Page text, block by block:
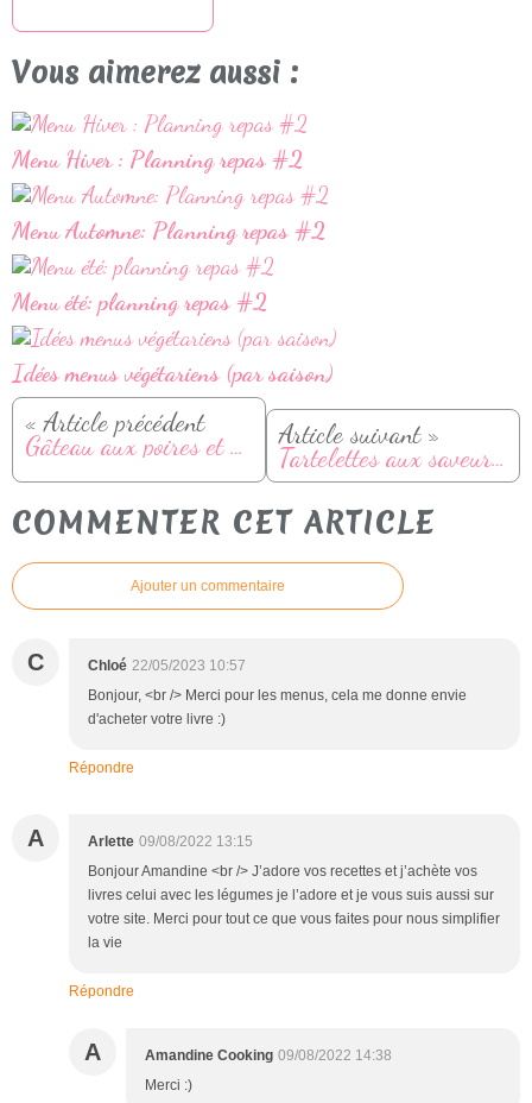
Vous aimerez aussi :
Menu Hiver : Planning repas #2
Menu Automne: Planning repas #2
Menu été: planning repas #2
Idées menus végétariens (par saison)
« Article précédent
Gâteau aux poires et noix de Pécan (sans sucre ajouté) Article suivant »
Tartelettes aux saveurs du Nord
COMMENTER CET ARTICLE
Ajouter un commentaire
C Chloé 22/05/2023 10:57
Bonjour, <br /> Merci pour les menus, cela me donne envie
d'acheter votre livre :)
Répondre
A Arlette 09/08/2022 13:15
Bonjour Amandine <br /> J’adore vos recettes et j’achète vos
livres celui avec les légumes je l’adore et je vous suis aussi sur
votre site. Merci pour tout ce que vous faites pour nous simplifier
la vie
Répondre
A Amandine Cooking 09/08/2022 14:38
Merci :)